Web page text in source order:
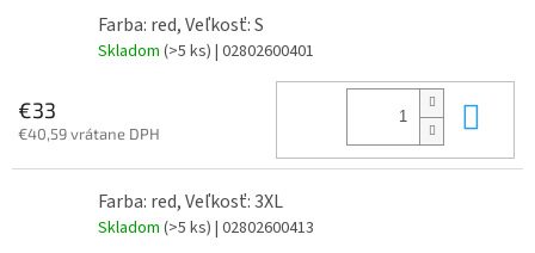
Farba: red, Veľkosť: S
Skladom (>5 ks) | 02802600401
€33
€40,59 vrátane DPH
Farba: red, Veľkosť: 3XL
Skladom (>5 ks) | 02802600413